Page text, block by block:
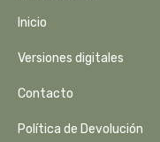
Inicio
Versiones digitales
Contacto
Política de Devolución